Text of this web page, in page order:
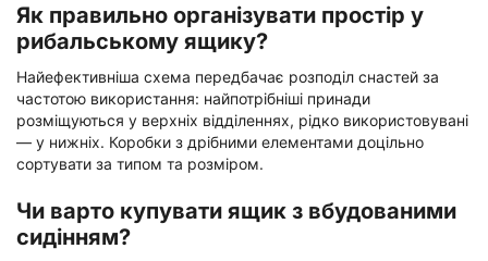
Як правильно організувати простір у
рибальському ящику?
Найефективніша схема передбачає розподіл снастей за
частотою використання: найпотрібніші принади
розміщуються у верхніх відділеннях, рідко використовувані
— у нижніх. Коробки з дрібними елементами доцільно
сортувати за типом та розміром.
Чи варто купувати ящик з вбудованими
сидінням?